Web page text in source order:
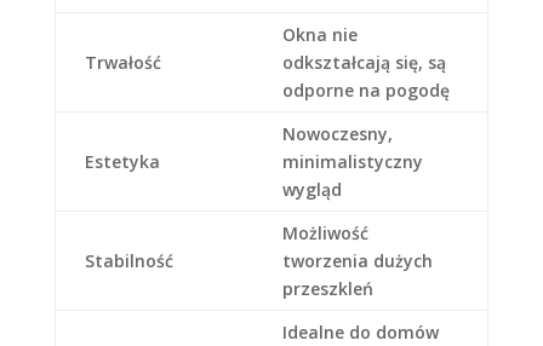
Trwałość
Okna nie
odkształcają się, są
odporne na pogodę
Estetyka
Nowoczesny,
minimalistyczny
wygląd
Stabilność
Możliwość
tworzenia dużych
przeszkleń
Idealne do domów